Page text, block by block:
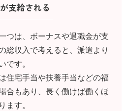
支給される
つは、ボーナスや退職金が支
総収入で考えると、派遣より
です。
住宅手当や扶養手当などの福
合もあり、長く働けば働くほ
ます。